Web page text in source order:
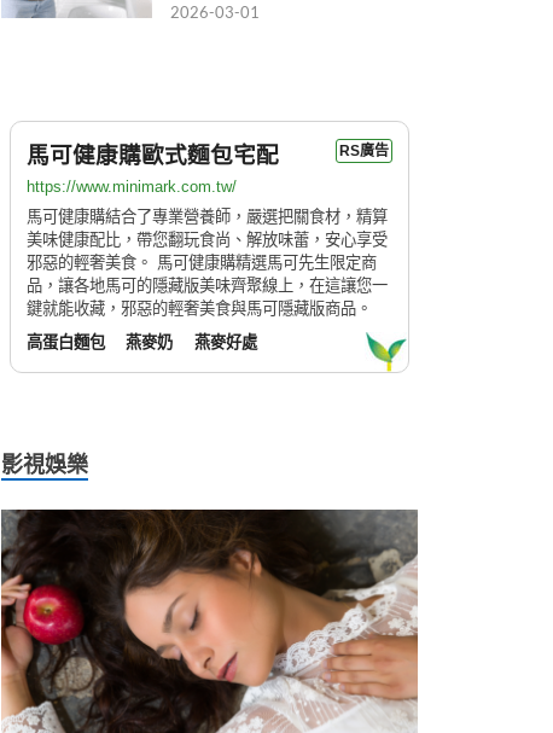
2026-03-01
馬可健康購歐式麵包宅配 RS廣告
https://www.minimark.com.tw/
馬可健康購結合了專業營養師，嚴選把關食材，精算
美味健康配比，帶您翻玩食尚、解放味蕾，安心享受
邪惡的輕奢美食。 馬可健康購精選馬可先生限定商
品，讓各地馬可的隱藏版美味齊聚線上，在這讓您一
鍵就能收藏，邪惡的輕奢美食與馬可隱藏版商品。
高蛋白麵包
燕麥奶 燕麥好處
影視娛樂